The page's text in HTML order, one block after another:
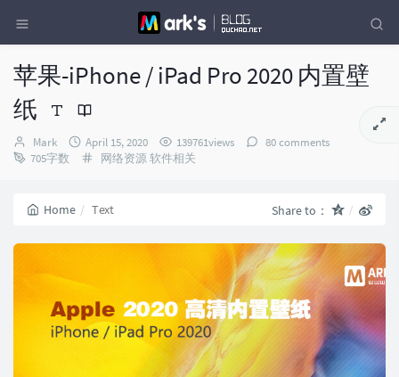
苹果-iPhone / iPad Pro 2020 内置壁
纸
Author：
Mark
发
布
April 15, 2020 139761views
80 comments
705字数
Categories：
网络资源软件相关
Home Text Share to：